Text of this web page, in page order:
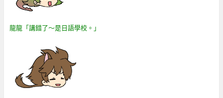
龍龍「講錯了～是日語學校。」